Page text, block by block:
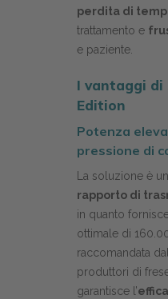
perdita di
trattamento e
e paziente.
I vantaggi di
Edition
Potenza
pressione di
La soluzione è
rapporto di
in quanto
ottimale di
raccomandata
produttori di
garantisce l’